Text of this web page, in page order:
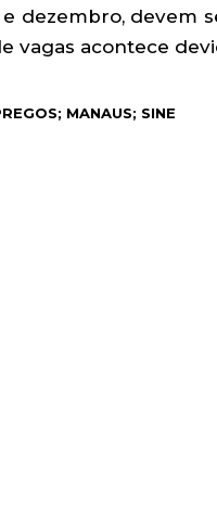
dezembro, devem
vagas acontece
MANAUS; SINE